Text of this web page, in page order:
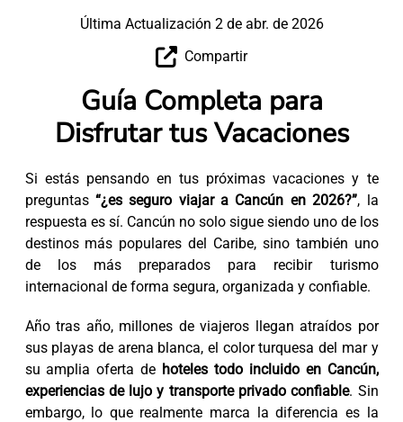
Última Actualización 2 de abr. de 2026
Compartir
Guía Completa para
Disfrutar tus Vacaciones
Si estás pensando en tus próximas vacaciones y te
preguntas “¿es seguro viajar a Cancún en 2026?”, la
respuesta es sí. Cancún no solo sigue siendo uno de los
destinos más populares del Caribe, sino también uno
de los más preparados para recibir turismo
internacional de forma segura, organizada y confiable.
Año tras año, millones de viajeros llegan atraídos por
sus playas de arena blanca, el color turquesa del mar y
su amplia oferta de hoteles todo incluido en Cancún,
experiencias de lujo y transporte privado confiable. Sin
embargo, lo que realmente marca la diferencia es la